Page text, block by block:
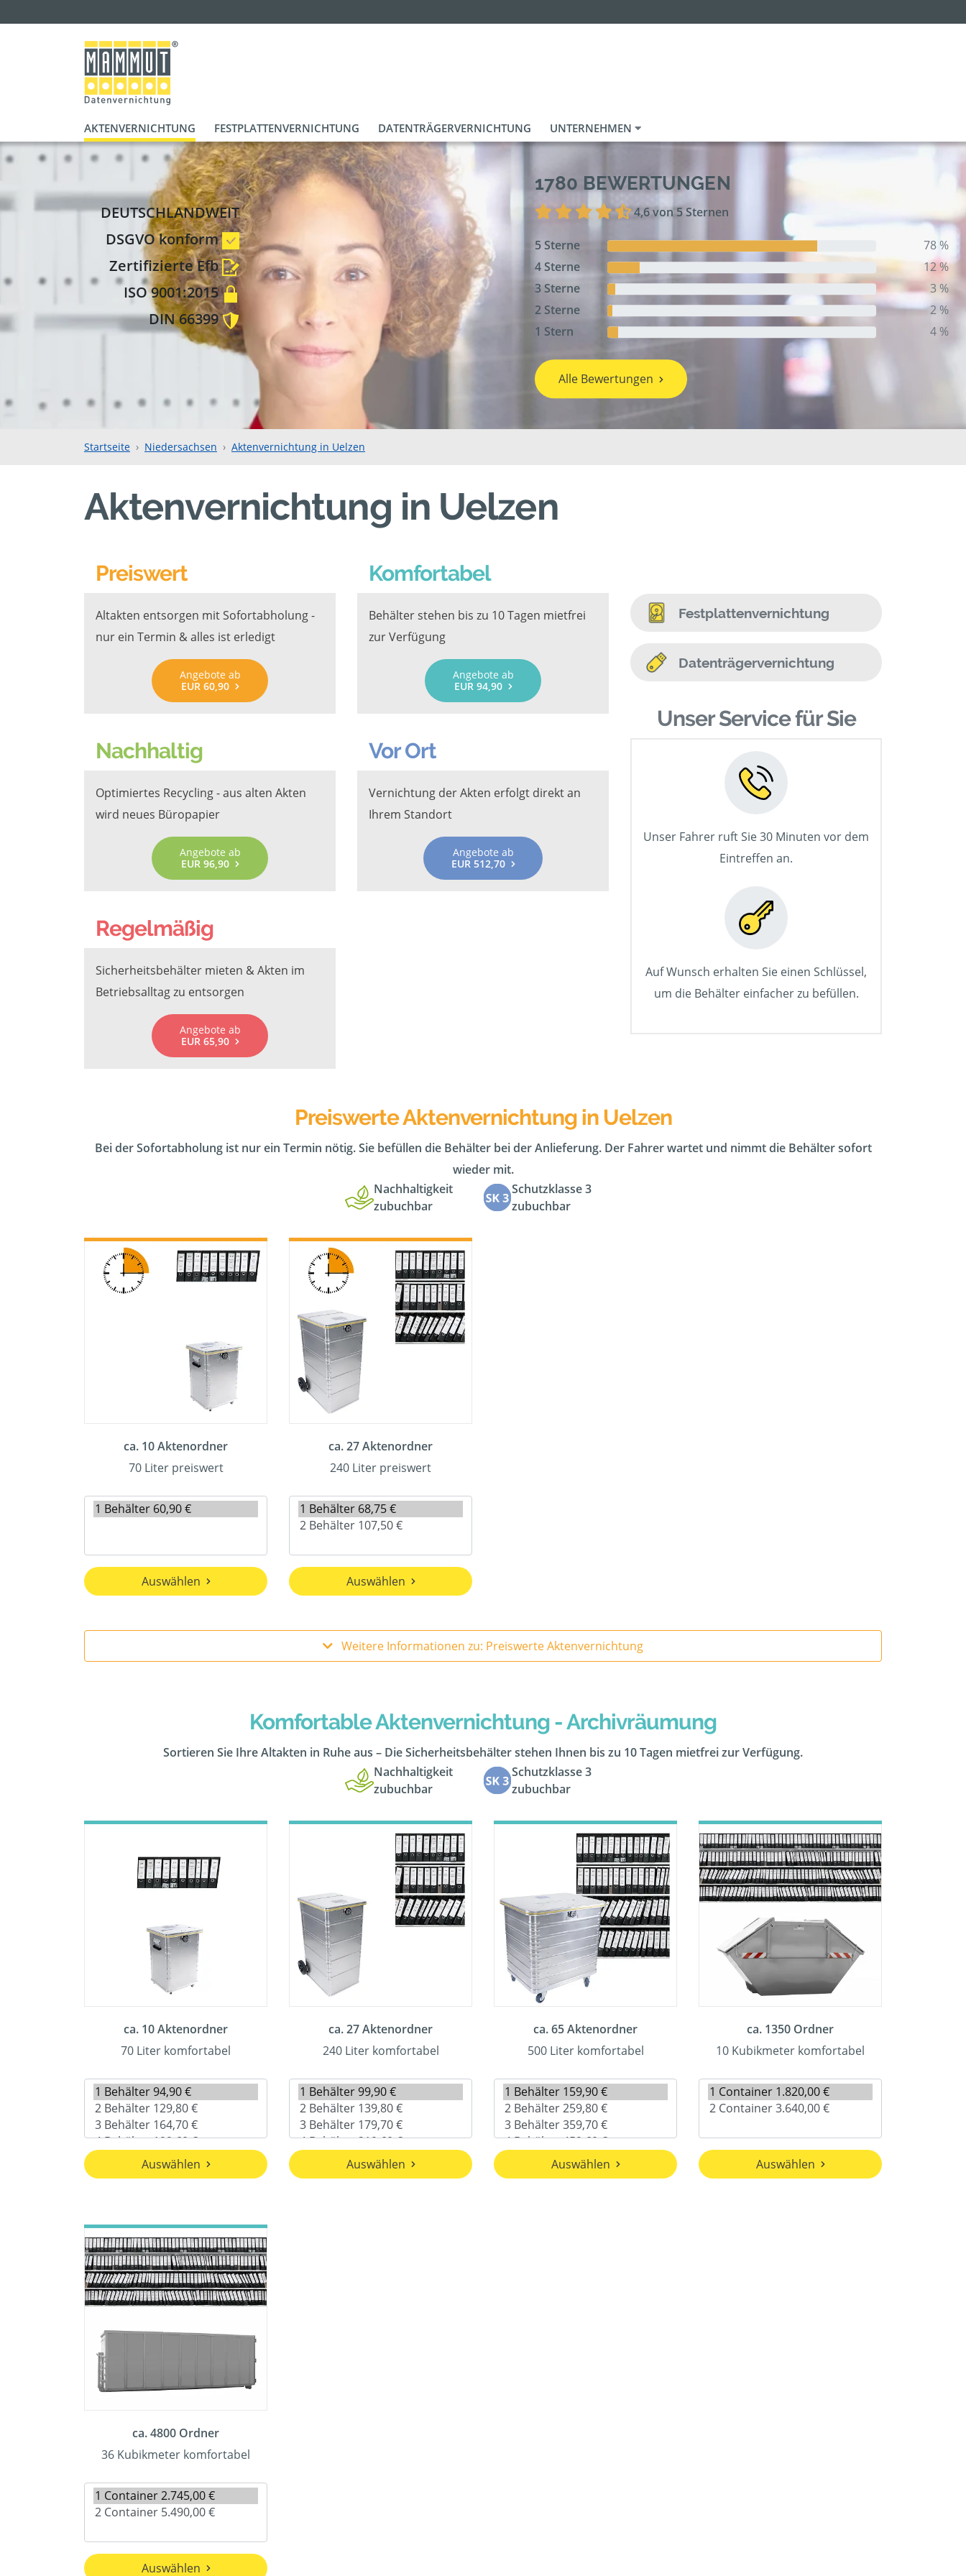
AKTENVERNICHTUNG FESTPLATTENVERNICHTUNG DATENTRÄGERVERNICHTUNG UNTERNEHMEN
DEUTSCHLANDWEIT
DSGVO konform
Zertifizierte Efb
ISO 9001:2015
DIN 66399
1780 BEWERTUNGEN
4,6 von 5 Sternen
5 Sterne
78 %
4 Sterne
12 %
3 Sterne
3 %
2 Sterne
2 %
1 Stern
4 %
Alle Bewertungen
Startseite Niedersachsen Aktenvernichtung in Uelzen
Aktenvernichtung in Uelzen
Preiswert
Altakten entsorgen mit Sofortabholung -
nur ein Termin & alles ist erledigt
Angebote ab
EUR 60,90
Komfortabel
Behälter stehen bis zu 10 Tagen mietfrei
zur Verfügung
Angebote ab
EUR 94,90
Nachhaltig
Optimiertes Recycling - aus alten Akten
wird neues Büropapier
Angebote ab
EUR 96,90
Vor Ort
Vernichtung der Akten erfolgt direkt an
Ihrem Standort
Angebote ab
EUR 512,70
Regelmäßig
Sicherheitsbehälter mieten & Akten im
Betriebsalltag zu entsorgen
Angebote ab
EUR 65,90
Festplattenvernichtung
Datenträgervernichtung
Unser Service für Sie
Unser Fahrer ruft Sie 30 Minuten vor dem
Eintreffen an.
Auf Wunsch erhalten Sie einen Schlüssel,
um die Behälter einfacher zu befüllen.
Preiswerte Aktenvernichtung in Uelzen
Bei der Sofortabholung ist nur ein Termin nötig. Sie befüllen die Behälter bei der Anlieferung. Der Fahrer wartet und nimmt die Behälter sofort
wieder mit.
Nachhaltigkeit
zubuchbar
Schutzklasse 3
zubuchbar
ca. 10 Aktenordner
70 Liter preiswert
Auswählen
ca. 27 Aktenordner
240 Liter preiswert
Auswählen
Weitere Informationen zu: Preiswerte Aktenvernichtung
Komfortable Aktenvernichtung - Archivräumung
Sortieren Sie Ihre Altakten in Ruhe aus – Die Sicherheitsbehälter stehen Ihnen bis zu 10 Tagen mietfrei zur Verfügung.
Nachhaltigkeit
zubuchbar
Schutzklasse 3
zubuchbar
ca. 10 Aktenordner
70 Liter komfortabel
Auswählen
ca. 27 Aktenordner
240 Liter komfortabel
Auswählen
ca. 65 Aktenordner
500 Liter komfortabel
Auswählen
ca. 1350 Ordner
10 Kubikmeter komfortabel
Auswählen
ca. 4800 Ordner
36 Kubikmeter komfortabel
Auswählen